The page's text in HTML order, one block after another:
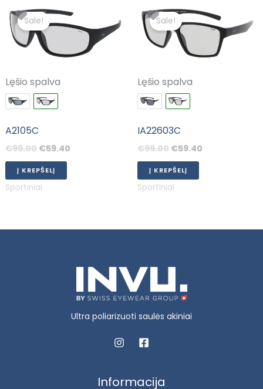
Sale!
Lęšio spalva
A2105C
€99.00
price
was:
€99.00.
€59.40
price
is:
€59.40.
Į KREPŠELĮ
Sportiniai
Sale!
Lęšio spalva
IA22603C
€99.00
price
was:
€99.00.
€59.40
price
is:
€59.40.
Į KREPŠELĮ
Sportiniai
Ultra poliarizuoti saulės akiniai
Informacija